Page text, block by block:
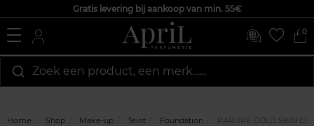
Gratis levering bij aankoop van min. 55€
0
Zoek een product, een merk…...
Home Shop Make-up Teint Foundation PARURE GOLD SKIN